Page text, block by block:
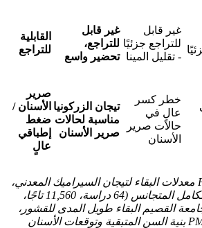
القابلية
للتراجع
غير قابل
للتراجع،
تحضير واسع
غير قابل
للتراجع جزئيًا
- تقليل المينا
صرير
الأسنان /
ضغط
إطباقي
عالٍ
تيجان الزركونيا
مناسبة لحالات
صرير الأسنان
خطر كسر
عالٍ في
حالات صرير
الأسنان
تم التجميع من: PubMed معدلات البقاء لتيجان السيراميك المعدني،
المكسوة والسيراميك الكامل المتجانس (64 دراسة، 11,560 تاجًا،
/ جامعة القصيم البقاء طويل المدى للقشور،
PMC7961608 · NIH/PMC بنية السن المتبقية وتوقعات الأسنان